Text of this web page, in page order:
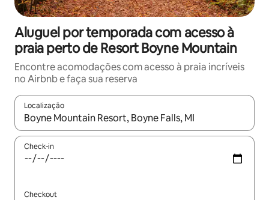
Aluguel por temporada com acesso à
praia perto de Resort Boyne Mountain
Encontre acomodações com acesso à praia incríveis
no Airbnb e faça sua reserva
Localização
Quando os resultados estiverem disponíveis, explore-os
Check-in
Checkout